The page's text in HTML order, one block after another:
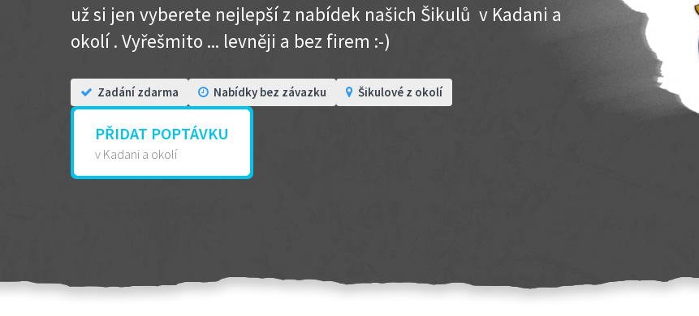
už si jen vyberete nejlepší z nabídek našich Šikulů v Kadani a
okolí . Vyřešmito ... levněji a bez firem :-)
Zadání zdarma Nabídky bez závazku Šikulové z okolí
PŘIDAT POPTÁVKU
v Kadani a okolí